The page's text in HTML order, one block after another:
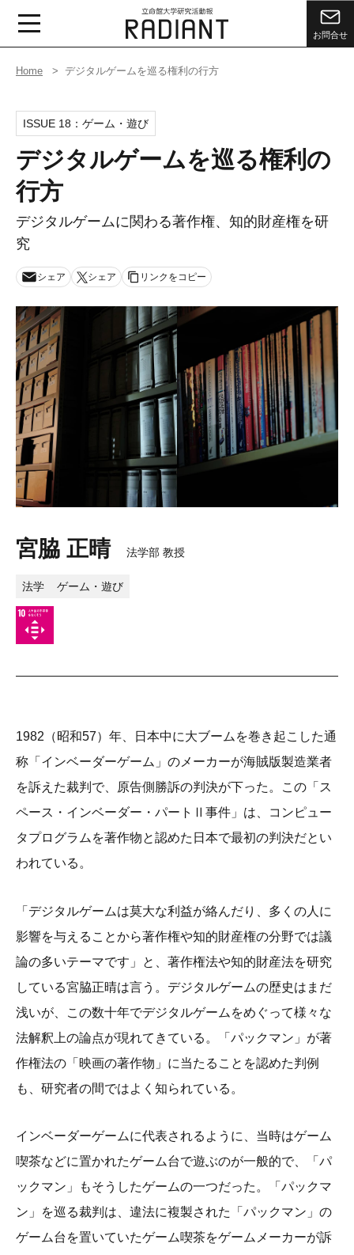
お問合せ
Home デジタルゲームを巡る権利の行方
ISSUE 18： ゲーム・遊び
デジタルゲームを巡る権利の
行方
デジタルゲームに関わる著作権、知的財産権を研
究
シェア シェア リンクをコピー
宮脇 正晴 法学部 教授
法学 ゲーム・遊び
1982（昭和57）年、日本中に大ブームを巻き起こした通
称「インベーダーゲーム」のメーカーが海賊版製造業者
を訴えた裁判で、原告側勝訴の判決が下った。この「ス
ペース・インベーダー・パートⅡ事件」は、コンピュー
タプログラムを著作物と認めた日本で最初の判決だとい
われている。
「デジタルゲームは莫大な利益が絡んだり、多くの人に
影響を与えることから著作権や知的財産権の分野では議
論の多いテーマです」と、著作権法や知的財産法を研究
している宮脇正晴は言う。デジタルゲームの歴史はまだ
浅いが、この数十年でデジタルゲームをめぐって様々な
法解釈上の論点が現れてきている。「パックマン」が著
作権法の「映画の著作物」に当たることを認めた判例
も、研究者の間ではよく知られている。
インベーダーゲームに代表されるように、当時はゲーム
喫茶などに置かれたゲーム台で遊ぶのが一般的で、「パ
ックマン」もそうしたゲームの一つだった。「パックマ
ン」を巡る裁判は、違法に複製された「パックマン」の
ゲーム台を置いていたゲーム喫茶をゲームメーカーが訴